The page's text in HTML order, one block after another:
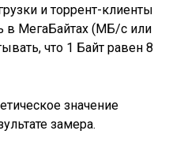
и торрент-клиенты
в МегаБайтах (МБ/с или
что 1 Байт равен 8
значение
замера.